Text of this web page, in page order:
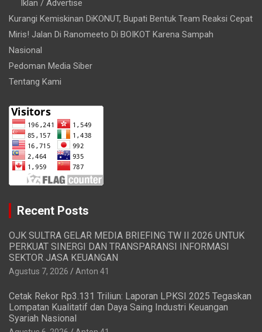
Iklan / Advertise
Kurangi Kemiskinan DiKONUT, Bupati Bentuk Team Reaksi Cepat
Miris! Jalan Di Ranomeeto Di BOIKOT Karena Sampah
Nasional
Pedoman Media Siber
Tentang Kami
Recent Posts
OJK SULTRA GELAR MEDIA BRIEFING TW II 2026 UNTUK
PERKUAT SINERGI DAN TRANSPARANSI INFORMASI
SEKTOR JASA KEUANGAN
Agustus 7, 2026 Anton 41
Cetak Rekor Rp3.131 Triliun: Laporan LPKSI 2025 Tegaskan
Lompatan Kualitatif dan Daya Saing Industri Keuangan
Syariah Nasional